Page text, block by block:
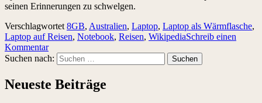
seinen Erinnerungen zu schwelgen.
Verschlagwortet 8GB, Australien, Laptop, Laptop als Wärmflasche,
Laptop auf Reisen, Notebook, Reisen, WikipediaSchreib einen
Kommentar
Suchen nach:
Neueste Beiträge